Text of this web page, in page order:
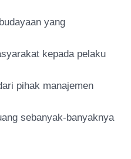
yang
kepada pelaku
pihak manajemen
sebanyak-banyaknya